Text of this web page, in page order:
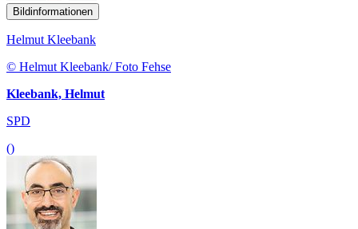
Bildinformationen
Helmut Kleebank
© Helmut Kleebank/ Foto Fehse
Kleebank, Helmut
SPD
()